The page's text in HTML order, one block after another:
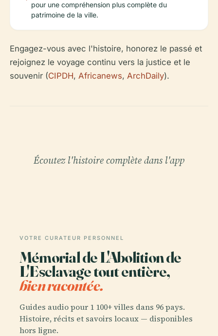
pour une compréhension plus complète du
patrimoine de la ville.
Engagez-vous avec l'histoire, honorez le passé et
rejoignez le voyage continu vers la justice et le
souvenir (CIPDH, Africanews, ArchDaily).
Écoutez l'histoire complète dans l'app
VOTRE CURATEUR PERSONNEL
Mémorial de L'Abolition de
L'Esclavage tout entière,
bien racontée.
Guides audio pour 1 100+ villes dans 96 pays.
Histoire, récits et savoirs locaux — disponibles
hors ligne.